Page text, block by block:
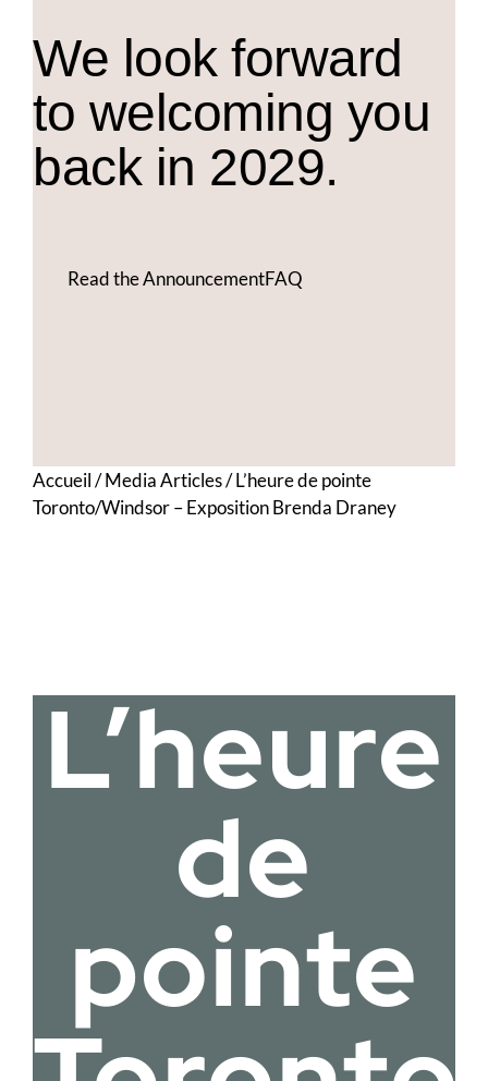
We look forward
to welcoming you
back in 2029.
Read the AnnouncementFAQ
Accueil/Media Articles/L’heure de pointe
Toronto/Windsor – Exposition Brenda Draney
L’heure
de
pointe